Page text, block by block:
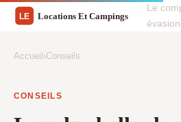
Le
Accueil ›Conseils
CONSEILS